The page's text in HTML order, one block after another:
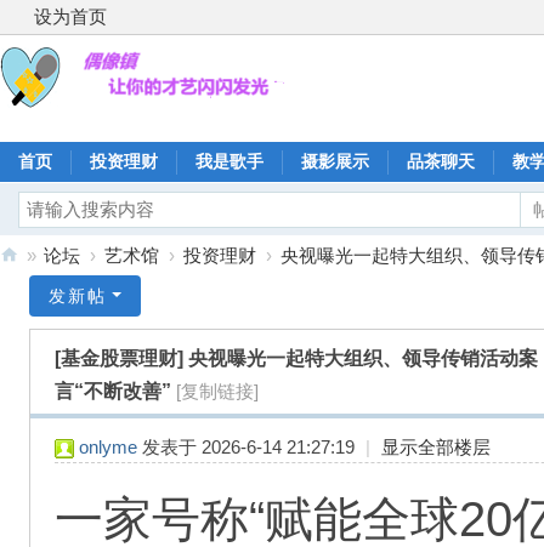
设为首页
首页 投资理财 我是歌手 摄影展示 品茶聊天 教
» 论坛 › 艺术馆 › 投资理财 › 央视曝光一起特大组织、领导传
发新帖
[基金股票理财] 央视曝光一起特大组织、领导传销活动
言“不断改善” [复制链接]
onlyme 发表于 2026-6-14 21:27:19 | 显示全部楼层
一家号称“赋能全球20